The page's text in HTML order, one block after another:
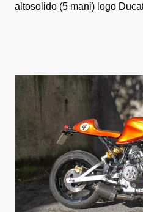
altosolido (5 mani) logo